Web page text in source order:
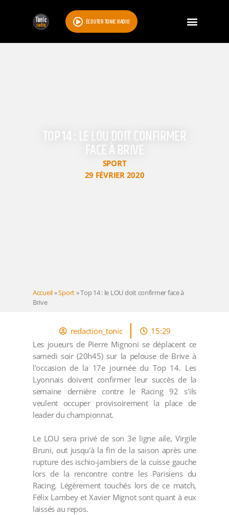
ÉCOUTER TONIC RADIO
TOP 14 : LE LOU DOIT CONFIRMER
FACE À BRIVE
SPORT
29 FÉVRIER 2020
Accueil»Sport»Top 14 : le LOU doit confirmer face à
Brive
redaction_tonic
15:29
Les joueurs de Pierre Mignoni se déplacent ce
samedi soir (20h45) sur la pelouse de Brive à
l'occasion de la 17e journée du Top 14. Les
Lyonnais doivent confirmer leur succès de la
semaine dernière contre le Racing 92 s'ils
veulent occuper provisoirement la place de
leader du championnat.
Le LOU sera privé de son 3e ligne aile, Virgile
Bruni, out jusqu'à la fin de la saison après une
rupture des ischio-jambiers de la cuisse gauche
lors de la rencontre contre les Parisiens du
Racing. Légèrement touchés lors de ce match,
Félix Lambey et Xavier Mignot sont quant à eux
laissés au repos.